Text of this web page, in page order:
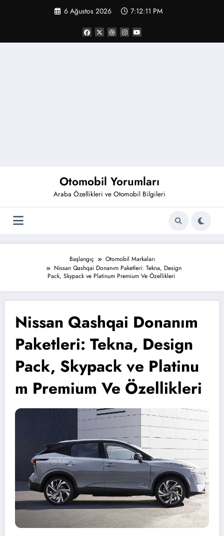
6 Ağustos 2026 7:12:12 PM
Otomobil Yorumları
Araba Özellikleri ve Otomobil Bilgileri
Başlangıç
Otomobil Markaları
Nissan Qashqai Donanım Paketleri: Tekna, Design
Pack, Skypack ve Platinum Premium Ve Özellikleri
Nissan Qashqai Donanım
Paketleri: Tekna, Design
Pack, Skypack ve Platinu
m Premium Ve Özellikleri